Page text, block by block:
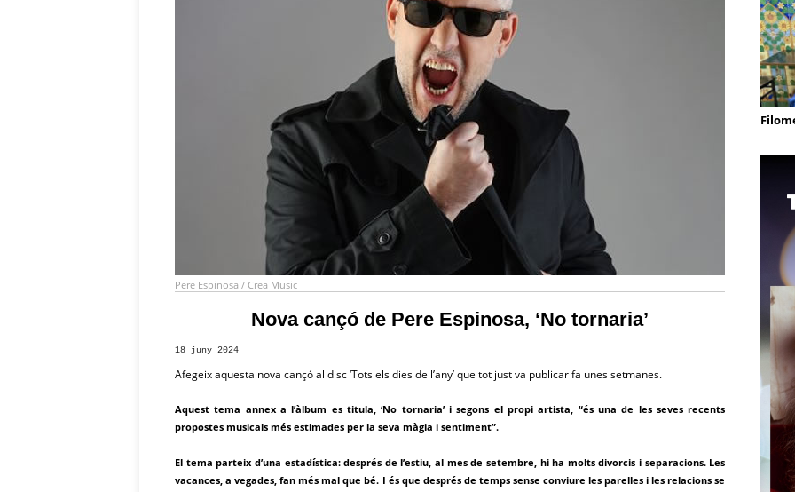
Pere Espinosa / Crea Music
Nova cançó de Pere Espinosa, ‘No tornaria’
18 juny 2024
Afegeix aquesta nova cançó al disc ‘Tots els dies de l’any’ que tot just va publicar fa unes setmanes.
Aquest tema annex a l’àlbum es titula, ‘No tornaria’ i segons el propi artista, “és una de les seves recents
propostes musicals més estimades per la seva màgia i sentiment”.
El tema parteix d’una estadística: després de l’estiu, al mes de setembre, hi ha molts divorcis i separacions. Les
vacances, a vegades, fan més mal que bé. I és que després de temps sense conviure les parelles i les relacions se